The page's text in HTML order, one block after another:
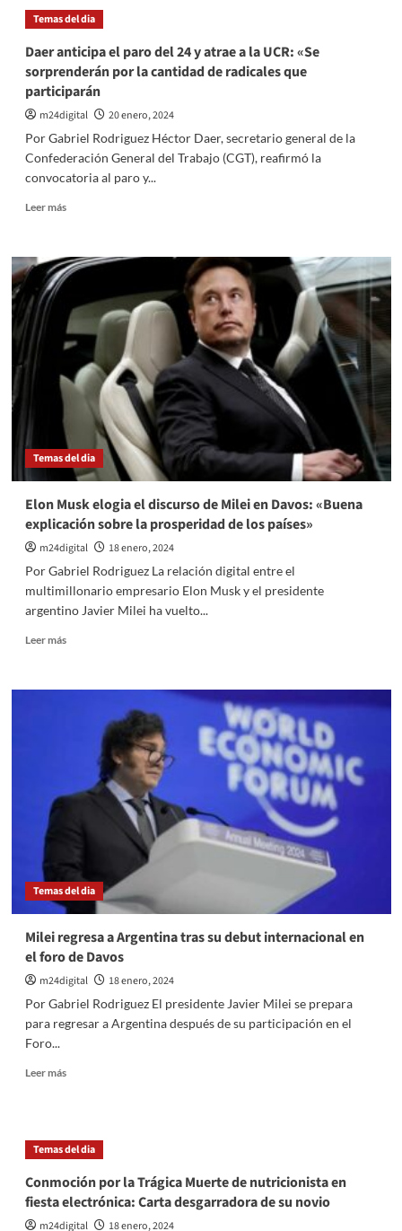
Aires
destacada:
las
10
ciudades
más
del
mundo
para
en
Temas del dia
Daer anticipa el paro del 24 y atrae a la UCR: «Se
sorprenderán por la cantidad de radicales que
participarán
m24digital
20 enero, 2024
Por Gabriel Rodriguez Héctor Daer, secretario general de la
Confederación General del Trabajo (CGT), reafirmó la
convocatoria al paro y...
Leer másLeer
Daer
anticipa
paro
del
24
atrae
«Se
sorprenderán
por
cantidad
de
radicales
participarán
Temas del dia
Elon Musk elogia el discurso de Milei en Davos: «Buena
explicación sobre la prosperidad de los países»
m24digital
18 enero, 2024
Por Gabriel Rodriguez La relación digital entre el
multimillonario empresario Elon Musk y el presidente
argentino Javier Milei ha vuelto...
Leer másLeer
Elon
discurso
Milei
sobre
la
prosperidad
los
países»
Temas del dia
Milei regresa a Argentina tras su debut internacional en
el foro de Davos
m24digital
18 enero, 2024
Por Gabriel Rodriguez El presidente Javier Milei se prepara
para regresar a Argentina después de su participación en el
Foro...
Leer másLeer
regresa
a
tras
su
debut
Temas del dia
Conmoción por la Trágica Muerte de nutricionista en
fiesta electrónica: Carta desgarradora de su novio
m24digital 18 enero, 2024